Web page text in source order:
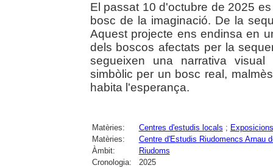
El passat 10 d'octubre de 2025
bosc de la imaginació. De la
Aquest projecte ens endinsa en
dels boscos afectats per la
segueixen una narrativa
simbòlic per un bosc real,
habita l'esperança.
Matèries: Centres d'estudis locals ;
Matèries:
Centre d'Estudis Riudomencs Arnau
Àmbit:
Riudoms
Cronologia:
2025